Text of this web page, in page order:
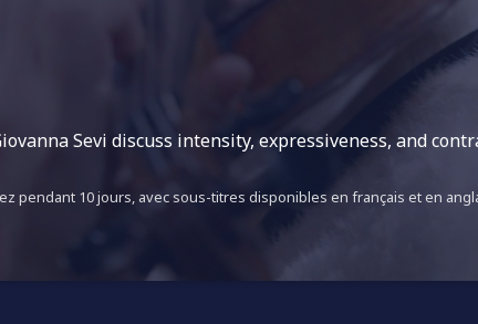
Sevi discuss intensity, expressiveness, and
pendant 10 jours, avec sous-titres disponibles en français et en